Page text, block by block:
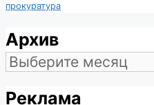
прокуратура
Архив
Архив
Реклама